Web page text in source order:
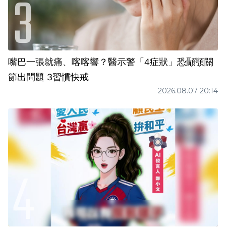
嘴巴一張就痛、喀喀響？醫示警「4症狀」恐顳顎關
節出問題 3習慣快戒
2026.08.07 20:14